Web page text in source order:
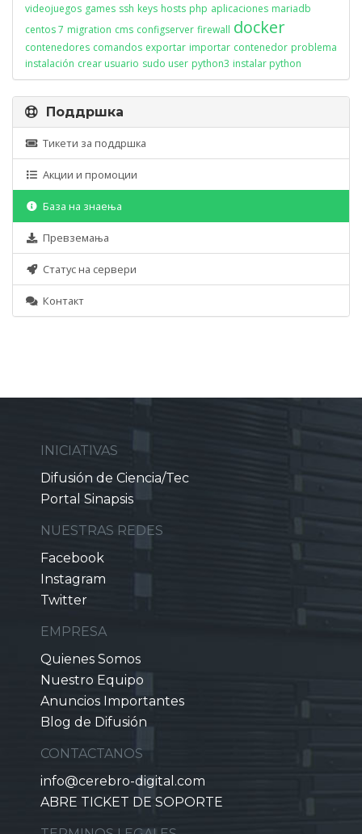
videojuegos games ssh keys hosts php aplicaciones mariadb
centos 7 migration cms configserver firewall docker
contenedores comandos exportar importar contenedor problema
instalación crear usuario sudo user python3 instalar python
Поддршка
Тикети за поддршка
Акции и промоции
База на знаења
Превземања
Статус на сервери
Контакт
INICIATIVAS
Difusión de Ciencia/Tec
Portal Sinapsis
NUESTRAS REDES
Facebook
Instagram
Twitter
EMPRESA
Quienes Somos
Nuestro Equipo
Anuncios Importantes
Blog de Difusión
CONTACTANOS
info@cerebro-digital.com
ABRE TICKET DE SOPORTE